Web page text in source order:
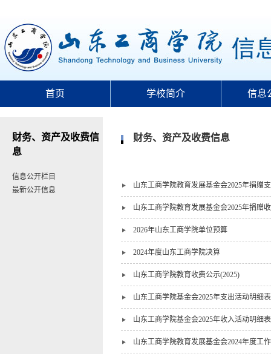
首页 学校简介 信息
财务、资产及收费信
息
信息公开栏目
最新公开信息
财务、资产及收费信息
山东工商学院教育发展基金会2025年捐赠
山东工商学院教育发展基金会2025年捐赠
2026年山东工商学院单位预算
2024年度山东工商学院决算
山东工商学院教育收费公示(2025)
山东工商学院基金会2025年支出活动明细表
山东工商学院基金会2025年收入活动明细表
山东工商学院教育发展基金会2024年度工